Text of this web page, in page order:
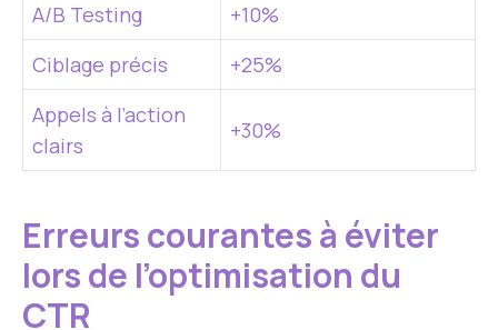
A/B Testing
+10%
Ciblage précis
+25%
Appels à l’action
clairs
+30%
Erreurs courantes à éviter
lors de l’optimisation du
CTR